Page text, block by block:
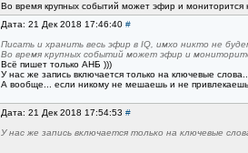
Во время крупных событий может эфир и мониторится
Дата: 21 Дек 2018 17:46:40 #
Писать и хранить весь эфир в IQ, имхо никто не
Во время крупных событий может эфир и
Всё пишет только АНБ )))
У нас же запись включается только на ключевые
А вообще... если никому не мешаешь и не
Дата: 21 Дек 2018 17:54:53 #
У нас же запись включается только на ключевые